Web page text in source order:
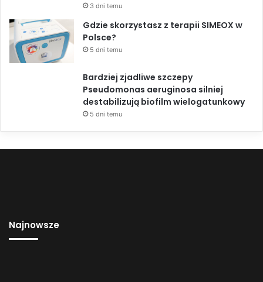
3 dni temu
Gdzie skorzystasz z terapii SIMEOX w
Polsce?
5 dni temu
Bardziej zjadliwe szczepy
Pseudomonas aeruginosa silniej
destabilizują biofilm wielogatunkowy
5 dni temu
Najnowsze